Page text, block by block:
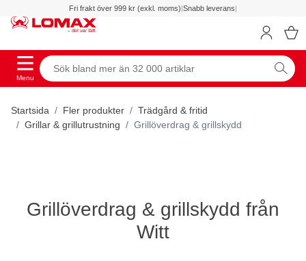
Fri frakt över 999 kr (exkl. moms)|Snabb leverans|
Menu
Startsida Fler produkter
Trädgård & fritid
Grillar & grillutrustning
Grillöverdrag & grillskydd
Grillöverdrag & grillskydd från
Witt